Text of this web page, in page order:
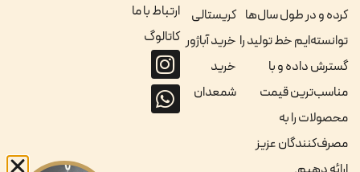
کرده و در طول سال‌ها
توانسته‌ایم خط تولید را
گسترش داده و با
مناسب‌ترین قیمت
محصولات را به
مصرف‌کنندگان عزیز
کریستالی
خرید آباژور
خرید
شمعدان
ارتباط با ما
کاتالوگ